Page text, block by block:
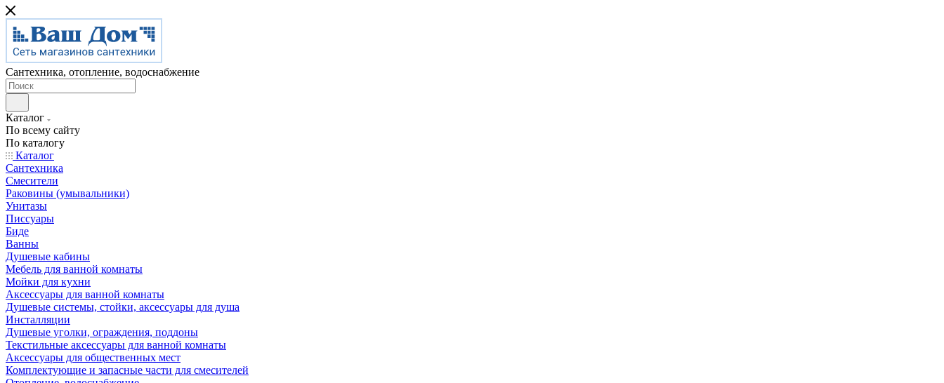
Сантехника, отопление, водоснабжение
Каталог
По всему сайту
По каталогу
Каталог
Сантехника
Смесители
Раковины (умывальники)
Унитазы
Писсуары
Биде
Ванны
Душевые кабины
Мебель для ванной комнаты
Мойки для кухни
Аксессуары для ванной комнаты
Душевые системы, стойки, аксессуары для душа
Инсталляции
Душевые уголки, ограждения, поддоны
Текстильные аксессуары для ванной комнаты
Аксессуары для общественных мест
Комплектующие и запасные части для смесителей